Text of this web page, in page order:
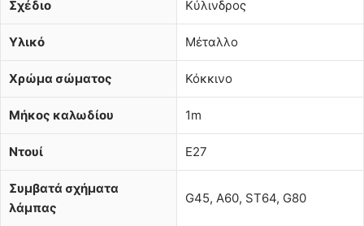
Σχέδιο Κύλινδρος
Υλικό Μέταλλο
Χρώμα σώματος Κόκκινο
Μήκος καλωδίου 1m
Ντουί E27
Συμβατά σχήματα
λάμπας
G45, A60, ST64, G80